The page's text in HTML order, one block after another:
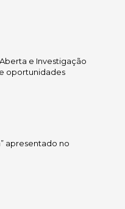
e Investigação
oportunidades
apresentado no